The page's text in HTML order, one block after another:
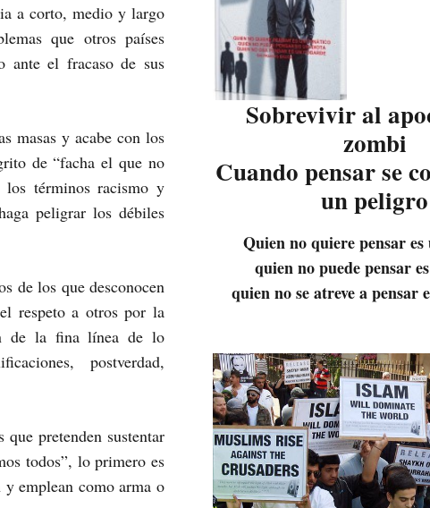
a corto, medio y largo
que otros países
ante el fracaso de sus
masas y acabe con los
de “facha el que no
los términos racismo y
peligrar los débiles
de los que desconocen
respeto a otros por la
de la fina línea de lo
postverdad,
pretenden sustentar
todos”, lo primero es
emplean como arma o
Sobrevivir al
zombi
Cuando pensar se
un peligro
Quien no quiere pensar
quien no puede pensar
quien no se atreve a pensar